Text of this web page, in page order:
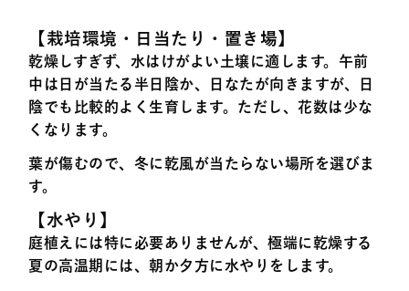
【栽培環境・日当たり・置き場】
乾燥しすぎず、水はけがよい土壌に適します。午前
中は日が当たる半日陰か、日なたが向きますが、日
陰でも比較的よく生育します。ただし、花数は少な
くなります。
葉が傷むので、冬に乾風が当たらない場所を選びま
す。
【水やり】
庭植えには特に必要ありませんが、極端に乾燥する
夏の高温期には、朝か夕方に水やりをします。